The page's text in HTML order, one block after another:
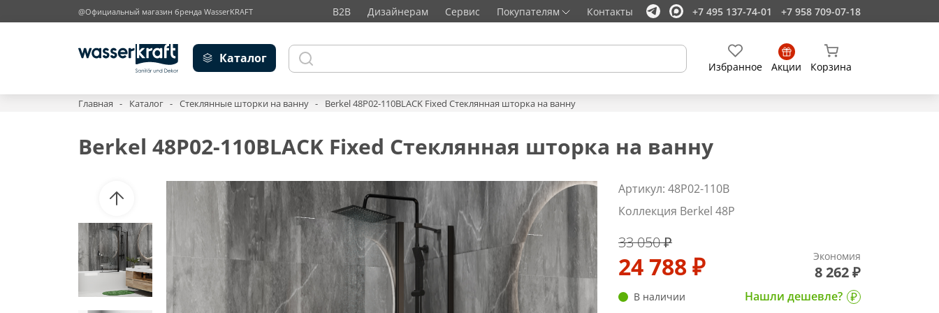
@Официальный магазин бренда WasserKRAFT B2B Дизайнерам Сервис Покупателям Контакты +7 495 137-74-01 +7 958 709-07-18
Каталог
Избранное Акции Корзина
Главная Каталог Стеклянные шторки на ванну Berkel 48P02-110BLACK Fixed Стеклянная шторка на ванну
Berkel 48P02-110BLACK Fixed Стеклянная шторка на ванну
Артикул: 48P02-110B
Коллекция Berkel 48P
33 050 ₽
24 788 ₽ Экономия
8 262 ₽
В наличии Нашли дешевле?